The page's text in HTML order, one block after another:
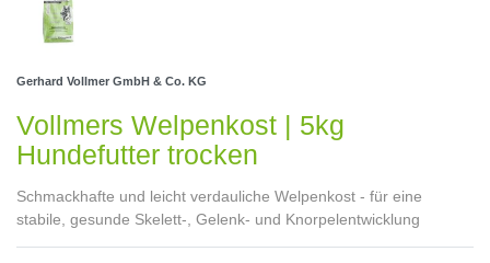
Gerhard Vollmer GmbH & Co. KG
Vollmers Welpenkost | 5kg
Hundefutter trocken
Schmackhafte und leicht verdauliche Welpenkost - für eine
stabile, gesunde Skelett-, Gelenk- und Knorpelentwicklung